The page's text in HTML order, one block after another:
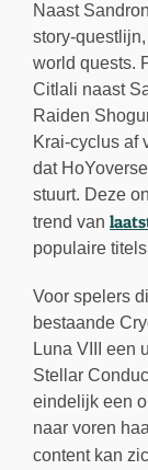
Naast
story-
world quests.
Citlali naast
Raiden
Krai-cyclus af
dat
stuurt. Deze
trend van
populaire
Voor spelers
bestaande
Luna VIII een
Stellar
eindelijk een
naar voren
content kan